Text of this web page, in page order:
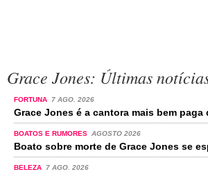
Grace Jones: Últimas
FORTUNA 7 AGO. 2026
Grace Jones é a cantora mais bem paga
BOATOS E RUMORES AGOSTO 2026
Boato sobre morte de Grace Jones se
BELEZA 7 AGO. 2026